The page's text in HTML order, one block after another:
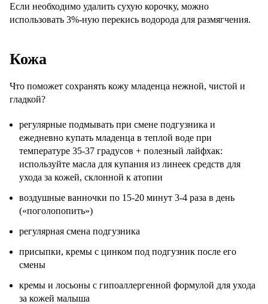
Если необходимо удалить сухую корочку, можно
использовать 3%-ную перекись водорода для размягчения.
Кожа
Что поможет сохранять кожу младенца нежной, чистой и
гладкой?
регулярные подмывать при смене подгузника и
ежедневно купать младенца в теплой воде при
температуре 35-37 градусов + полезный лайфхак:
используйте масла для купания из линеек средств для
ухода за кожей, склонной к атопии
воздушные ванночки по 15-20 минут 3-4 раза в день
(«поголопопить»)
регулярная смена подгузника
присыпки, кремы с цинком под подгузник после его
смены
кремы и лосьоны с гипоаллергенной формулой для ухода
за кожей малыша